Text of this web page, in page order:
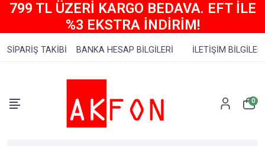
799 TL ÜZERİ KARGO BEDAVA. EFT İLE
%3 EKSTRA İNDİRİM!
SİPARİŞ TAKİBİ BANKA HESAP BİLGİLERİ İLETİŞİM BİLGİLERİ
0